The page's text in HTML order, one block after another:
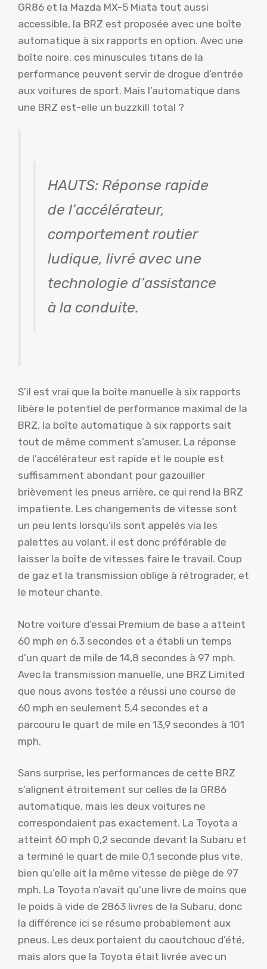
GR86 et la Mazda MX-5 Miata tout aussi
accessible, la BRZ est proposée avec une boîte
automatique à six rapports en option. Avec une
boîte noire, ces minuscules titans de la
performance peuvent servir de drogue d’entrée
aux voitures de sport. Mais l’automatique dans
une BRZ est-elle un buzzkill total ?
HAUTS: Réponse rapide
de l’accélérateur,
comportement routier
ludique, livré avec une
technologie d’assistance
à la conduite.
S’il est vrai que la boîte manuelle à six rapports
libère le potentiel de performance maximal de la
BRZ, la boîte automatique à six rapports sait
tout de même comment s’amuser. La réponse
de l’accélérateur est rapide et le couple est
suffisamment abondant pour gazouiller
brièvement les pneus arrière, ce qui rend la BRZ
impatiente. Les changements de vitesse sont
un peu lents lorsqu’ils sont appelés via les
palettes au volant, il est donc préférable de
laisser la boîte de vitesses faire le travail. Coup
de gaz et la transmission oblige à rétrograder, et
le moteur chante.
Notre voiture d’essai Premium de base a atteint
60 mph en 6,3 secondes et a établi un temps
d’un quart de mile de 14,8 secondes à 97 mph.
Avec la transmission manuelle, une BRZ Limited
que nous avons testée a réussi une course de
60 mph en seulement 5,4 secondes et a
parcouru le quart de mile en 13,9 secondes à 101
mph.
Sans surprise, les performances de cette BRZ
s’alignent étroitement sur celles de la GR86
automatique, mais les deux voitures ne
correspondaient pas exactement. La Toyota a
atteint 60 mph 0,2 seconde devant la Subaru et
a terminé le quart de mile 0,1 seconde plus vite,
bien qu’elle ait la même vitesse de piège de 97
mph. La Toyota n’avait qu’une livre de moins que
le poids à vide de 2863 livres de la Subaru, donc
la différence ici se résume probablement aux
pneus. Les deux portaient du caoutchouc d’été,
mais alors que la Toyota était livrée avec un